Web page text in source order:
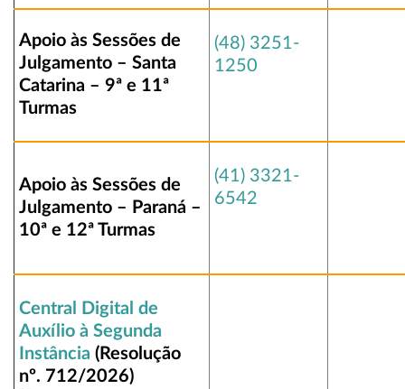
Apoio às Sessões de
Julgamento – Santa
Catarina – 9ª e 11ª
Turmas
(48) 3251-
1250
Apoio às Sessões de
Julgamento – Paraná –
10ª e 12ª Turmas
(41) 3321-
6542
Central Digital de
Auxílio à Segunda
Instância (Resolução
nº. 712/2026)